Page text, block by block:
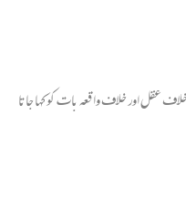
عقل اور خلاف واقعہ بات کو کہا جاتا